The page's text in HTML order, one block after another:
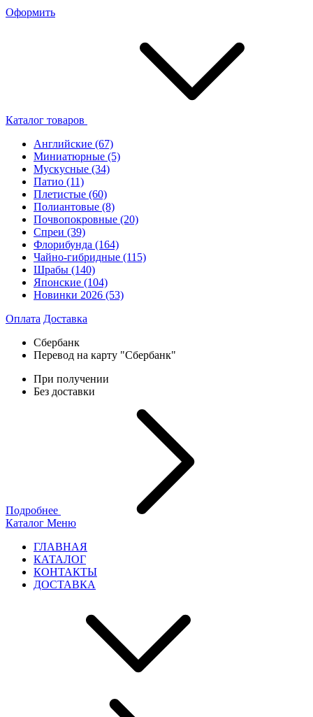
Оформить
Каталог товаров
Английские (67)
Миниатюрные (5)
Мускусные (34)
Патио (11)
Плетистые (60)
Полиантовые (8)
Почвопокровные (20)
Спреи (39)
Флорибунда (164)
Чайно-гибридные (115)
Шрабы (140)
Японские (104)
Новинки 2026 (53)
Оплата Доставка
Сбербанк
Перевод на карту "Сбербанк"
При получении
Без доставки
Подробнее
Каталог Меню
ГЛАВНАЯ
КАТАЛОГ
КОНТАКТЫ
ДОСТАВКА